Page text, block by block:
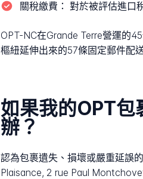
關稅繳費： 對於被評估進口
OPT-NC在Grande Terre營運的
樞紐延伸出來的57條固定郵件配
如果我的OPT包
辦？
認為包裹遺失、損壞或嚴重延誤
Plaisance, 2 rue Paul